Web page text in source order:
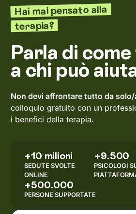
Hai mai pensato alla
terapia?
Parla di
a chi può
Non devi affrontare tutto da solo/
colloquio gratuito con un
i benefici della terapia.
+10 milioni
SEDUTE SVOLTE
ONLINE
+9.500
PSICOLOGI
+500.000
PERSONE SUPPORTATE